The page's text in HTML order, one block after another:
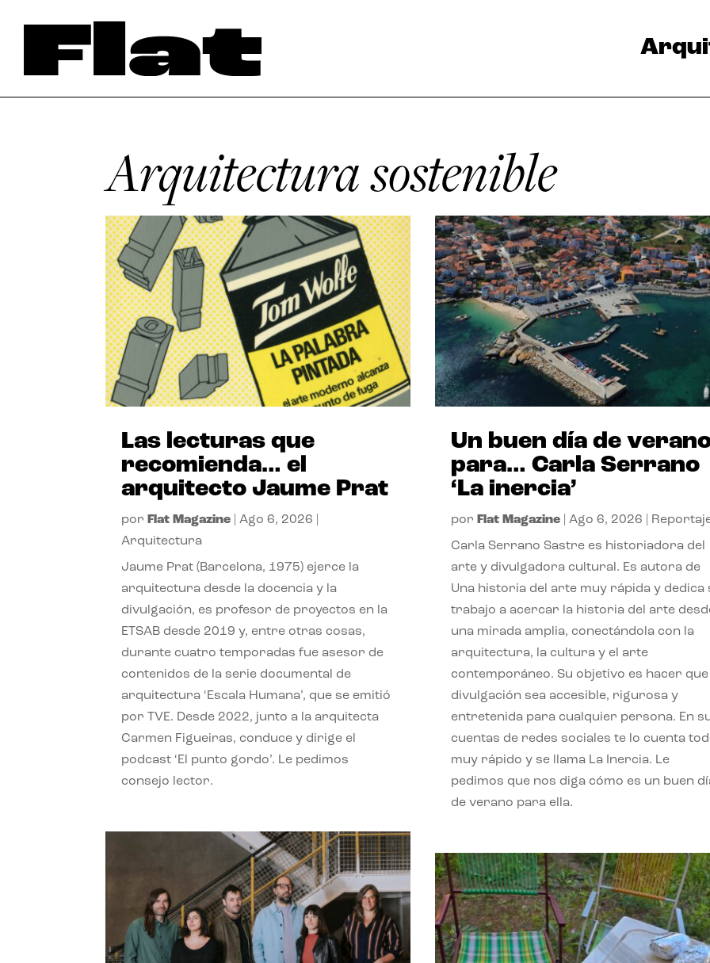
Arquitectura sostenible
Las lecturas que
recomienda… el
arquitecto Jaume Prat
por Flat Magazine |Ago 6, 2026
Arquitectura
Jaume Prat (Barcelona, 1975) ejerce la
arquitectura desde la docencia y la
divulgación, es profesor de proyectos en la
ETSAB desde 2019 y, entre otras cosas,
durante cuatro temporadas fue asesor de
contenidos de la serie documental de
arquitectura ‘Escala Humana’, que se emitió
por TVE. Desde 2022, junto a la arquitecta
Carmen Figueiras, conduce y dirige el
podcast ‘El punto gordo’. Le pedimos
consejo lector.
Un buen día de
para… Carla Serrano
‘La inercia’
por Flat Magazine| Ago 6, 2026
Carla Serrano Sastre es historiadora del
arte y divulgadora cultural. Es autora de
Una historia del arte muy rápida y dedica
trabajo a acercar la historia del arte
una mirada amplia, conectándola con la
arquitectura, la cultura y el arte
contemporáneo. Su objetivo es hacer que
divulgación sea accesible, rigurosa y
entretenida para cualquier persona. En
cuentas de redes sociales te lo cuenta
muy rápido y se llama La Inercia. Le
pedimos que nos diga cómo es un buen
de verano para ella.